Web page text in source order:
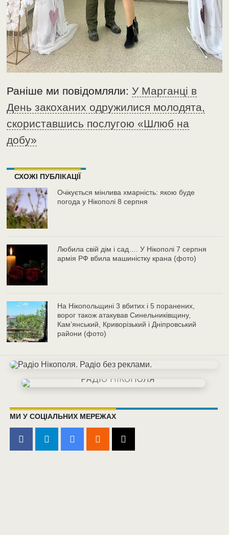
Раніше ми повідомляли:У Марганці в
День закоханих одружилися молодята,
скориставшись послугою «Шлюб на
добу»
СХОЖІ ПУБЛІКАЦІЇ
Очікується мінлива хмарність: якою буде
погода у Нікополі 8 серпня
Любила свій дім і сад…. У Нікополі 7 серпня
армія РФ вбила машиністку крана (фото)
На Нікопольщині 3 вбитих і 5 поранених,
ворог також атакував Синельниківщину,
Кам’янський, Криворізький і Дніпровський
райони (фото)
МИ У СОЦІАЛЬНИХ МЕРЕЖАХ